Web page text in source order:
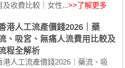
及收費比較｜女性...>>了解更多
港人工流產價錢2026｜藥
、吸宮、無痛人流費用比較及
程全解析
港人工流產價錢2026｜藥流、吸